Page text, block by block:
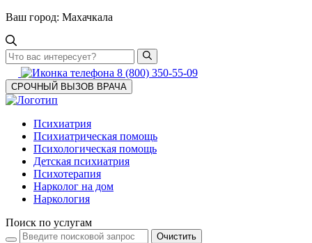
Ваш город: Махачкала
8 (800) 350-55-09
СРОЧНЫЙ ВЫЗОВ ВРАЧА
Психиатрия
Психиатрическая помощь
Психологическая помощь
Детская психиатрия
Психотерапия
Нарколог на дом
Наркология
Поиск по услугам
Очистить